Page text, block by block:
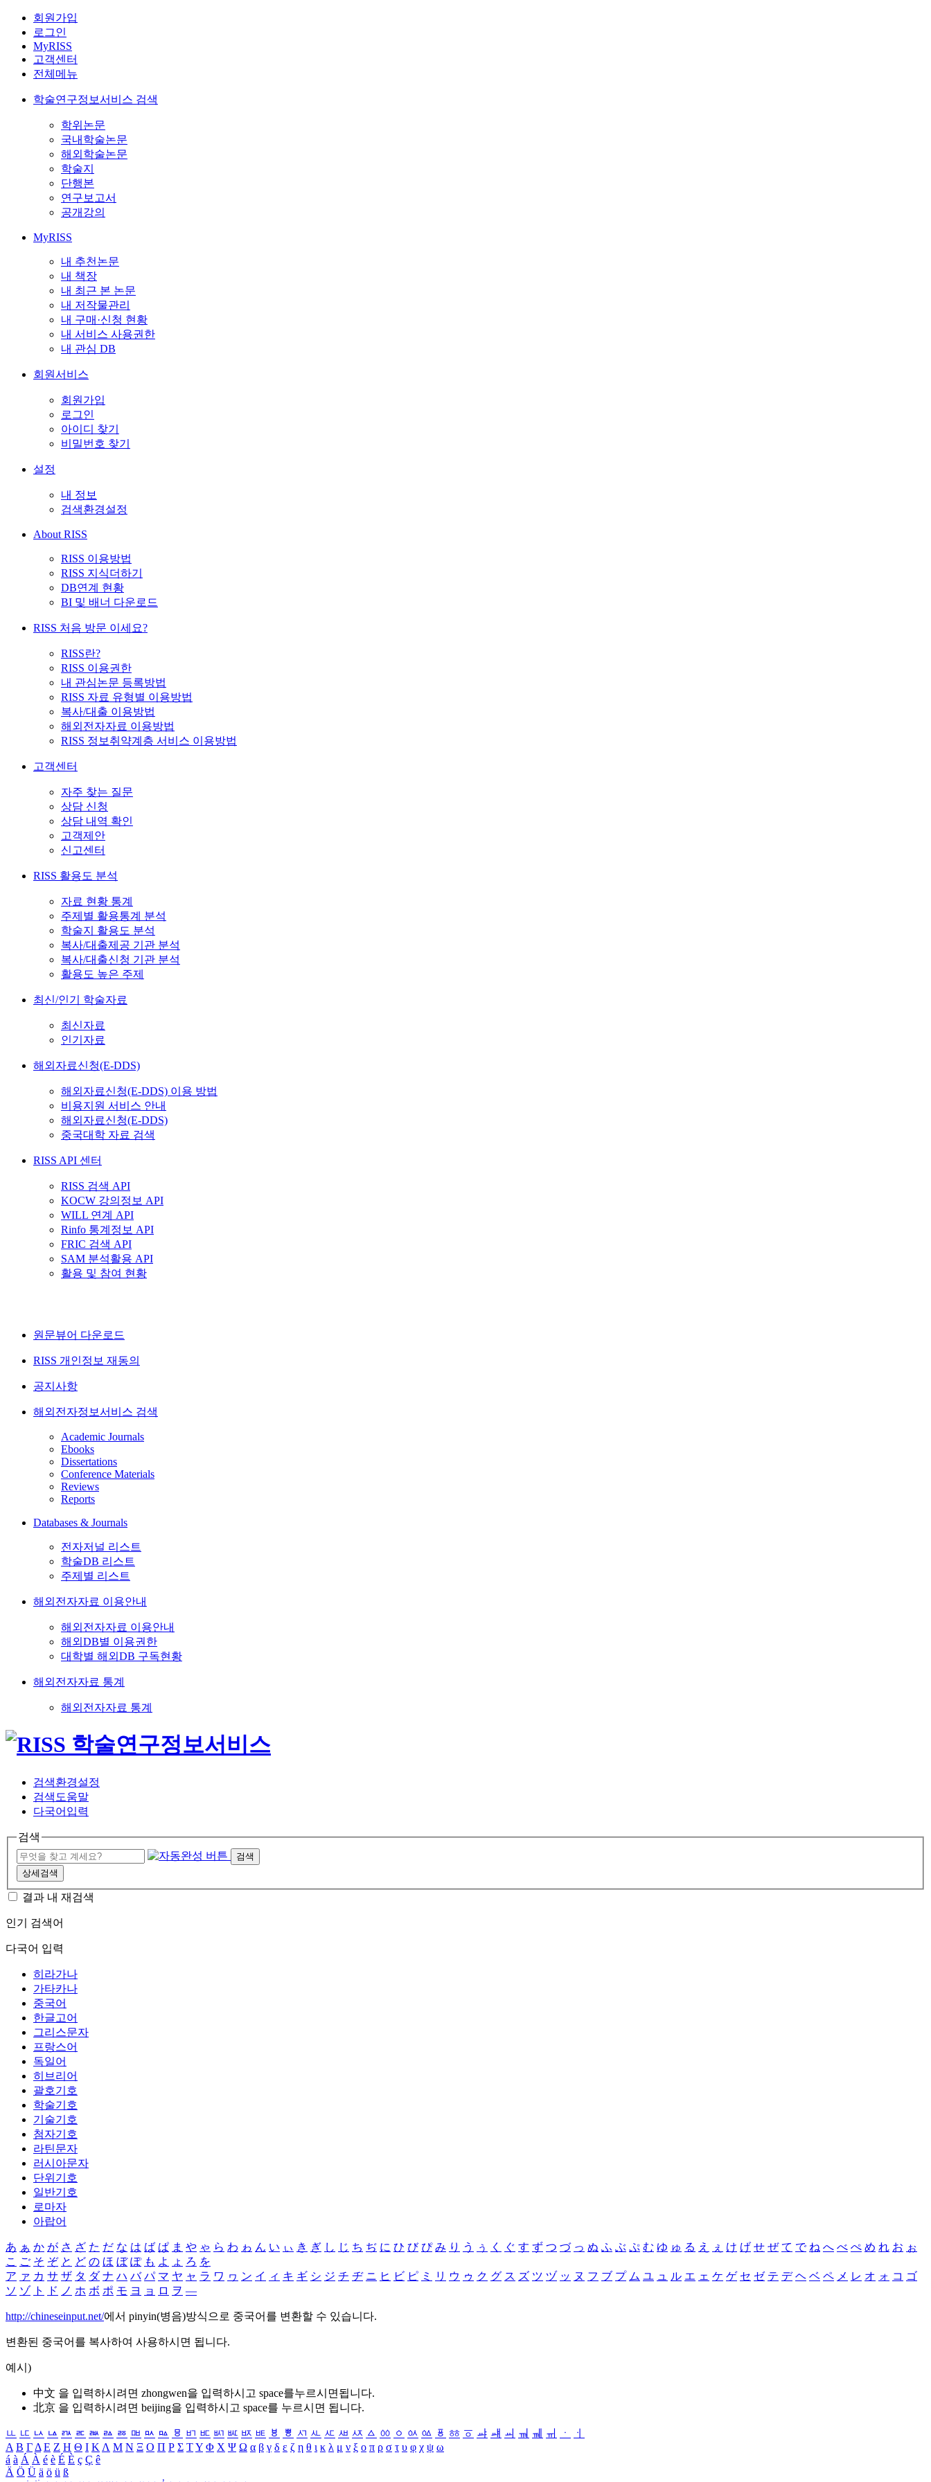
회원가입
로그인
MyRISS
고객센터
전체메뉴
학술연구정보서비스 검색
학위논문
국내학술논문
해외학술논문
학술지
단행본
연구보고서
공개강의
MyRISS
내 추천논문
내 책장
내 최근 본 논문
내 저작물관리
내 구매·신청 현황
내 서비스 사용권한
내 관심 DB
회원서비스
회원가입
로그인
아이디 찾기
비밀번호 찾기
설정
내 정보
검색환경설정
About RISS
RISS 이용방법
RISS 지식더하기
DB연계 현황
BI 및 배너 다운로드
RISS 처음 방문 이세요?
RISS란?
RISS 이용권한
내 관심논문 등록방법
RISS 자료 유형별 이용방법
복사/대출 이용방법
해외전자자료 이용방법
RISS 정보취약계층 서비스 이용방법
고객센터
자주 찾는 질문
상담 신청
상담 내역 확인
고객제안
신고센터
RISS 활용도 분석
자료 현황 통계
주제별 활용통계 분석
학술지 활용도 분석
복사/대출제공 기관 분석
복사/대출신청 기관 분석
활용도 높은 주제
최신/인기 학술자료
최신자료
인기자료
해외자료신청(E-DDS)
해외자료신청(E-DDS) 이용 방법
비용지원 서비스 안내
해외자료신청(E-DDS)
중국대학 자료 검색
RISS API 센터
RISS 검색 API
KOCW 강의정보 API
WILL 연계 API
Rinfo 통계정보 API
FRIC 검색 API
SAM 분석활용 API
활용 및 참여 현황
원문뷰어 다운로드
RISS 개인정보 재동의
공지사항
해외전자정보서비스 검색
Academic Journals
Ebooks
Dissertations
Conference Materials
Reviews
Reports
Databases & Journals
전자저널 리스트
학술DB 리스트
주제별 리스트
해외전자자료 이용안내
해외전자자료 이용안내
해외DB별 이용권한
대학별 해외DB 구독현황
해외전자자료 통계
해외전자자료 통계
검색환경설정
검색도움말
다국어입력
검색
검색
상세검색
결과 내 재검색
인기 검색어
다국어 입력
히라가나
가타카나
중국어
한글고어
그리스문자
프랑스어
독일어
히브리어
괄호기호
학술기호
기술기호
첨자기호
라틴문자
러시아문자
단위기호
일반기호
로마자
아랍어
あ ぁ か が さ ざ た だ な は ば ぱ ま や ゃ ら わ ゎ ん い ぃ き ぎ し じ ち ぢ に ひ び ぴ み り う ぅ く ぐ す ず つ づ っ ぬ ふ ぶ ぷ む ゆ ゅ る え ぇ け げ せ ぜ て で ね へ べ ぺ め れ お ぉ
こ ご そ ぞ と ど の ほ ぼ ぽ も よ ょ ろ を
ア ァ カ サ ザ タ ダ ナ ハ バ パ マ ヤ ャ ラ ワ ヮ ン イ ィ キ ギ シ ジ チ ヂ ニ ヒ ビ ピ ミ リ ウ ゥ ク グ ス ズ ツ ヅ ッ ヌ フ ブ プ ム ユ ュ ル エ ェ ケ ゲ セ ゼ テ デ ヘ ベ ペ メ レ オ ォ コ ゴ
ソ ゾ ト ド ノ ホ ボ ポ モ ヨ ョ ロ ヲ ―
http://chineseinput.net/에서 pinyin(병음)방식으로 중국어를 변환할 수 있습니다.
변환된 중국어를 복사하여 사용하시면 됩니다.
예시)
中文 을 입력하시려면 zhongwen을 입력하시고 space를누르시면됩니다.
北京 을 입력하시려면 beijing을 입력하시고 space를 누르시면 됩니다.
ㅥ ㅦ ㅧ ㅨ ㅩ ㅪ ㅫ ㅬ ㅭ ㅮ ㅯ ㅰ ㅱ ㅲ ㅳ ㅴ ㅵ ㅶ ㅷ ㅸ ㅹ ㅺ ㅻ ㅼ ㅽ ㅾ ㅿ ㆀ ㆁ ㆂ ㆃ ㆄ ㆅ ㆆ ㆇ ㆈ ㆉ ㆊ ㆋ ㆌ ㆍ
ㆎ
Α Β ΓΔ Ε Ζ Η Θ Ι ΚΛ Μ Ν Ξ Ο Π Ρ Σ ΤΥ Φ Χ Ψ Ω α β γ δ ε ζ η θ ι κ λ μ ν ξ ο π ρ σ τ υ φ χ ψ ω
á à Á À é è É È ç Ç ê
Ä Ö Ü ä ö ü ß